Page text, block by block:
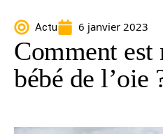
Actu 6 janvier 2023
Comment est
bébé de l’oie